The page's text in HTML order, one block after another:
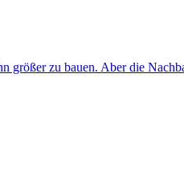
zu bauen. Aber die